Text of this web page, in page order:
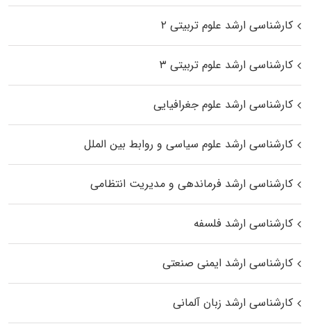
کارشناسی ارشد علوم تربیتی ۲
کارشناسی ارشد علوم تربیتی ۳
کارشناسی ارشد علوم جغرافیایی
کارشناسی ارشد علوم سیاسی و روابط بین الملل
کارشناسی ارشد فرماندهی و مدیریت انتظامی
کارشناسی ارشد فلسفه
کارشناسی ارشد ایمنی صنعتی
کارشناسی ارشد زبان آلمانی